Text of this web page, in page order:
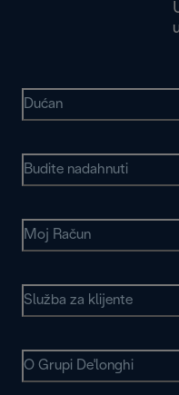
Dućan
Budite nadahnuti
Moj Račun
Služba za klijente
O Grupi De'longhi